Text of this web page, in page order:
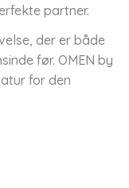
partner.
der er både
før. OMEN by
for den